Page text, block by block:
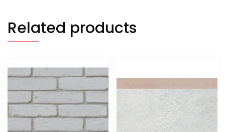
Related products